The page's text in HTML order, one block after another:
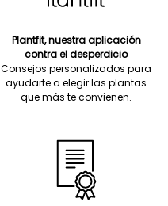
Plantfit, nuestra aplicación
contra el desperdicio
Consejos personalizados para
ayudarte a elegir las plantas
que más te convienen.